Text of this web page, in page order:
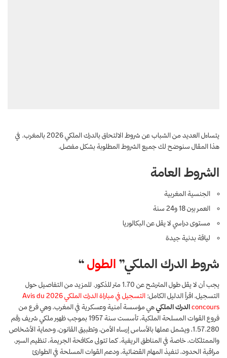
يتساءل العديد من الشباب عن شروط الالتحاق بالدرك الملكي 2026 بالمغرب. في
هذا المقال سنوضح لك جميع الشروط المطلوبة بشكل مفصل.
الشروط العامة
الجنسية المغربية
العمر بين 18 و24 سنة
مستوى دراسي لا يقل عن البكالوريا
لياقة بدنية جيدة
شروط الدرك الملكي” الطول “
يجب أن لا يقل طول المترشح عن 1.70 متر للذكور. للمزيد من التفاصيل حول
التسجيل، اقرأ الدليل الكامل: التسجيل في مباراة الدرك الملكي 2026
Avis du
concoursالدرك الملكيهي مؤسسة أمنية وعسكرية في المغرب، وهي فرع من
فروع القوات المسلحة الملكية، تأسست سنة 1957 بموجب ظهير ملكي شريف رقم
1.57.280، ويشمل عملها بالأساس إرساء الأمن، وتطبيق القانون، وحماية الأشخاص
والممتلكات، خاصة في المناطق الريفية. كما تتولى مكافحة الجريمة، تنظيم السير،
مراقبة الحدود، تنفيذ المهام القضائية، ودعم القوات المسلحة في الطوارئ